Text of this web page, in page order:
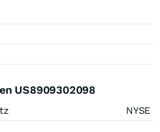
US8909302098
NYSE